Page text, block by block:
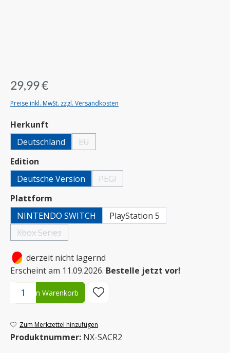
29,99 €
Preise inkl. MwSt. zzgl. Versandkosten
Herkunft
Deutschland
EU(Diese Option ist zurzeit nicht verfügbar.)
Edition
Deutsche Version
PEGI(Diese Option ist zurzeit nicht verfügbar.)
Plattform
NINTENDO SWITCH
PlayStation 5
Xbox Series(Diese Option ist zurzeit nicht verfügbar.)
•
derzeit nicht lagernd
Erscheint am 11.09.2026. Bestelle jetzt vor!
Produkt Anzahl: Gib den gewünschten Wert ein oder benutze
In den Warenkorb
Zum Merkzettel hinzufügen
Produktnummer: NX-SACR2